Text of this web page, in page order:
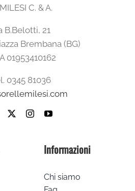
C. & A.
B.Belotti, 21
Brembana (BG)
01953410162
0345 81036
Informazioni
Chi siamo